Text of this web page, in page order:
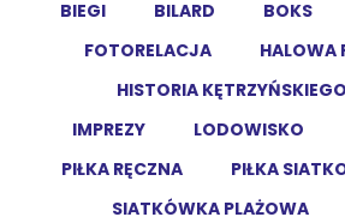
BIEGI
BILARD BOKS
FOTORELACJA
HALOWA
HISTORIA
IMPREZY
LODOWISKO
PIŁKA RĘCZNA
PIŁKA
SIATKÓWKA PLAŻOWA